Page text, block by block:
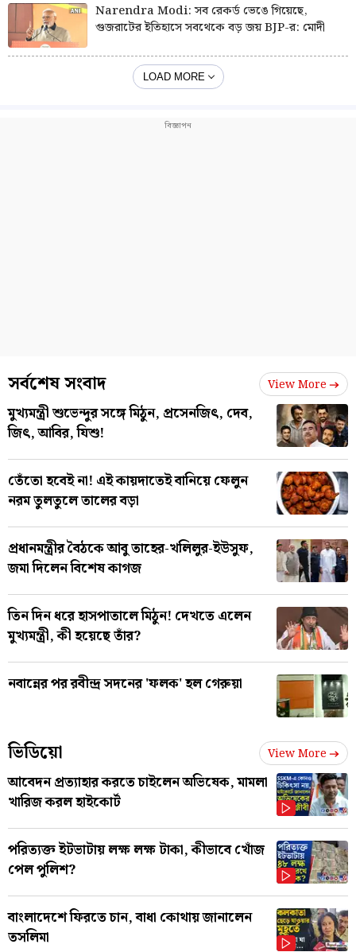
Narendra Modi: সব রেকর্ড ভেঙে গিয়েছে,
গুজরাটের ইতিহাসে সবথেকে বড় জয় BJP-র: মোদী
LOAD MORE
সর্বশেষ সংবাদ View More
মুখ্যমন্ত্রী শুভেন্দুর সঙ্গে মিঠুন, প্রসেনজিৎ, দেব,
জিৎ, আবির, যিশু!
তেঁতো হবেই না! এই কায়দাতেই বানিয়ে ফেলুন
নরম তুলতুলে তালের বড়া
প্রধানমন্ত্রীর বৈঠকে আবু তাহের-খলিলুর-ইউসুফ,
জমা দিলেন বিশেষ কাগজ
তিন দিন ধরে হাসপাতালে মিঠুন! দেখতে এলেন
মুখ্যমন্ত্রী, কী হয়েছে তাঁর?
নবান্নের পর রবীন্দ্র সদনের 'ফলক' হল গেরুয়া
ভিডিয়ো View More
আবেদন প্রত্যাহার করতে চাইলেন অভিষেক, মামলা
খারিজ করল হাইকোর্ট
পরিত্যক্ত ইটভাটায় লক্ষ লক্ষ টাকা, কীভাবে খোঁজ
পেল পুলিশ?
বাংলাদেশে ফিরতে চান, বাধা কোথায় জানালেন
তসলিমা